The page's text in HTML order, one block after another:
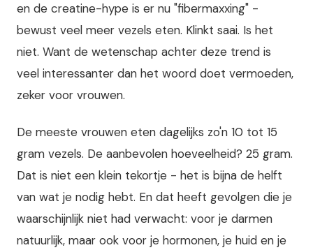
en de creatine-hype is er nu "fibermaxxing" -
bewust veel meer vezels eten. Klinkt saai. Is het
niet. Want de wetenschap achter deze trend is
veel interessanter dan het woord doet vermoeden,
zeker voor vrouwen.
De meeste vrouwen eten dagelijks zo'n 10 tot 15
gram vezels. De aanbevolen hoeveelheid? 25 gram.
Dat is niet een klein tekortje - het is bijna de helft
van wat je nodig hebt. En dat heeft gevolgen die je
waarschijnlijk niet had verwacht: voor je darmen
natuurlijk, maar ook voor je hormonen, je huid en je